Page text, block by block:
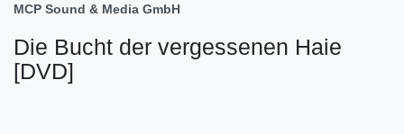
MCP Sound & Media GmbH
Die Bucht der vergessenen Haie
[DVD]